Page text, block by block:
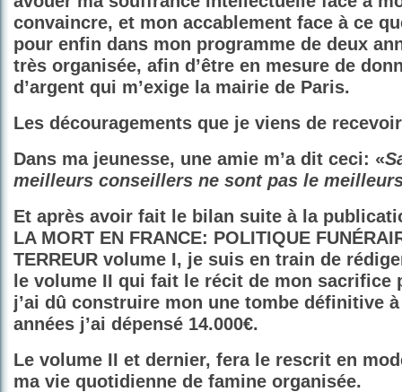
convaincre, et mon accablement face à ce
pour enfin dans mon programme de deux
très organisée, afin d’être en mesure de
d’argent qui m’exige la mairie de Paris.
Les découragements que je viens de
Dans ma jeunesse, une amie m’a dit ceci: «
meilleurs conseillers ne sont pas le
Et après avoir fait le bilan suite à la
LA MORT EN FRANCE: POLITIQUE
TERREUR volume I, je suis en train de
le volume II qui fait le récit de mon sacrifice
j’ai dû construire mon une tombe définitive à
années j’ai dépensé 14.000€.
Le volume II et dernier, fera le rescrit en
ma vie quotidienne de famine organisée.